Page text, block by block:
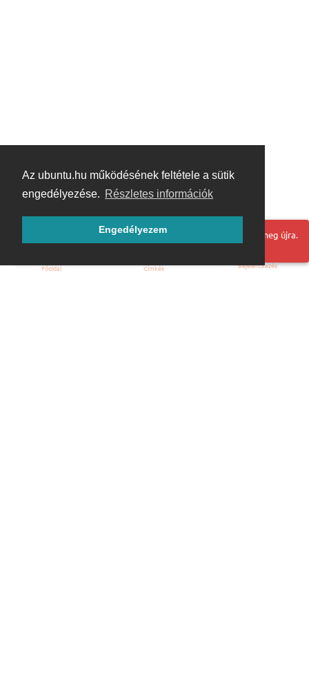
Az ubuntu.hu működésének feltétele a sütik
engedélyezése. Részletes információk
Engedélyezem
Hoppá! Valami hiba történt. Frissítse az oldalt és próbálja meg újra.
Főoldal Címkék Bejelentkezés